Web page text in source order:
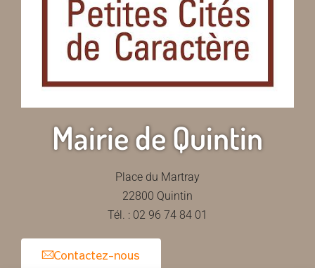
Mairie de Quintin
Place du Martray
22800 Quintin
Tél. : 02 96 74 84 01
Contactez-nous